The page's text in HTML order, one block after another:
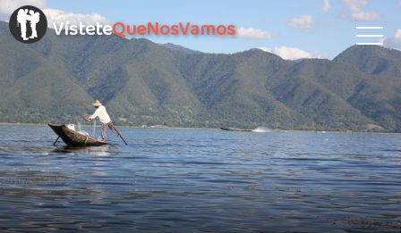
VísteteQueNosVamos